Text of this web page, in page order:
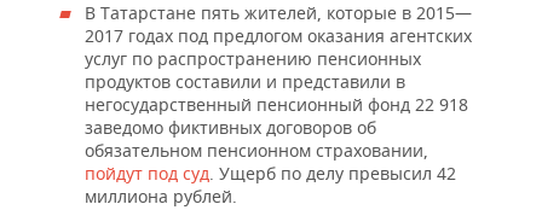
В Татарстане пять жителей, которые в 2015—
2017 годах под предлогом оказания агентских
услуг по распространению пенсионных
продуктов составили и представили в
негосударственный пенсионный фонд 22 918
заведомо фиктивных договоров об
обязательном пенсионном страховании,
пойдут под суд. Ущерб по делу превысил 42
миллиона рублей.